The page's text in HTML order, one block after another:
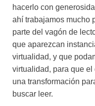
hacerlo con
ahí trabajamos mucho
parte del vagón de
que aparezcan
virtualidad, y que
virtualidad, para que
una transformación
buscar leer.